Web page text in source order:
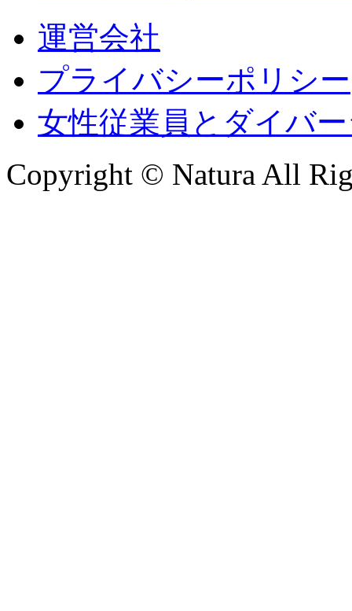
運営会社
プライバシーポリシー
女性従業員とダイバ
Copyright © Natura All